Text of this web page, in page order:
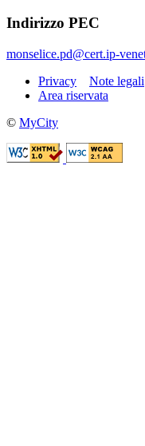
Indirizzo PEC
monselice.pd@cert.ip-
Privacy
Note legali
Area riservata
© MyCity